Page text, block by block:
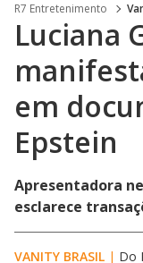
R7 Entretenimento
Luciana
em
Epstein
Apresentadora
esclarece
VANITY BRASIL | Do